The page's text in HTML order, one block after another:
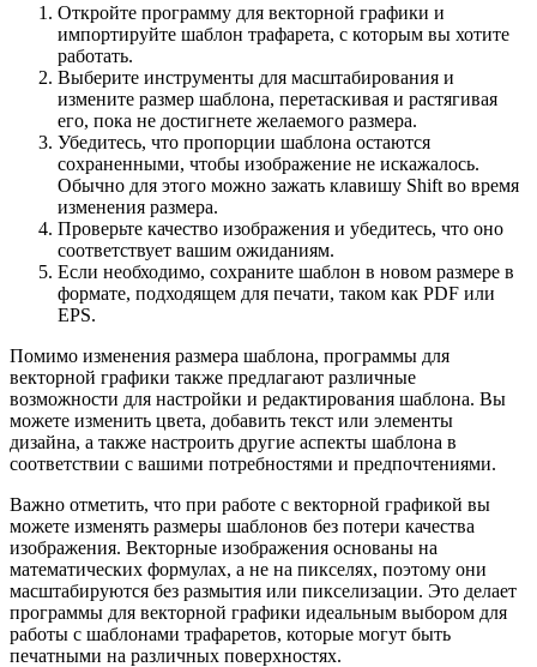
Откройте программу для векторной графики и
импортируйте шаблон трафарета, с которым вы хотите
работать.
Выберите инструменты для масштабирования и
измените размер шаблона, перетаскивая и растягивая
его, пока не достигнете желаемого размера.
Убедитесь, что пропорции шаблона остаются
сохраненными, чтобы изображение не искажалось.
Обычно для этого можно зажать клавишу Shift во время
изменения размера.
Проверьте качество изображения и убедитесь, что оно
соответствует вашим ожиданиям.
Если необходимо, сохраните шаблон в новом размере в
формате, подходящем для печати, таком как PDF или
EPS.
Помимо изменения размера шаблона, программы для
векторной графики также предлагают различные
возможности для настройки и редактирования шаблона. Вы
можете изменить цвета, добавить текст или элементы
дизайна, а также настроить другие аспекты шаблона в
соответствии с вашими потребностями и предпочтениями.
Важно отметить, что при работе с векторной графикой вы
можете изменять размеры шаблонов без потери качества
изображения. Векторные изображения основаны на
математических формулах, а не на пикселях, поэтому они
масштабируются без размытия или пикселизации. Это делает
программы для векторной графики идеальным выбором для
работы с шаблонами трафаретов, которые могут быть
печатными на различных поверхностях.